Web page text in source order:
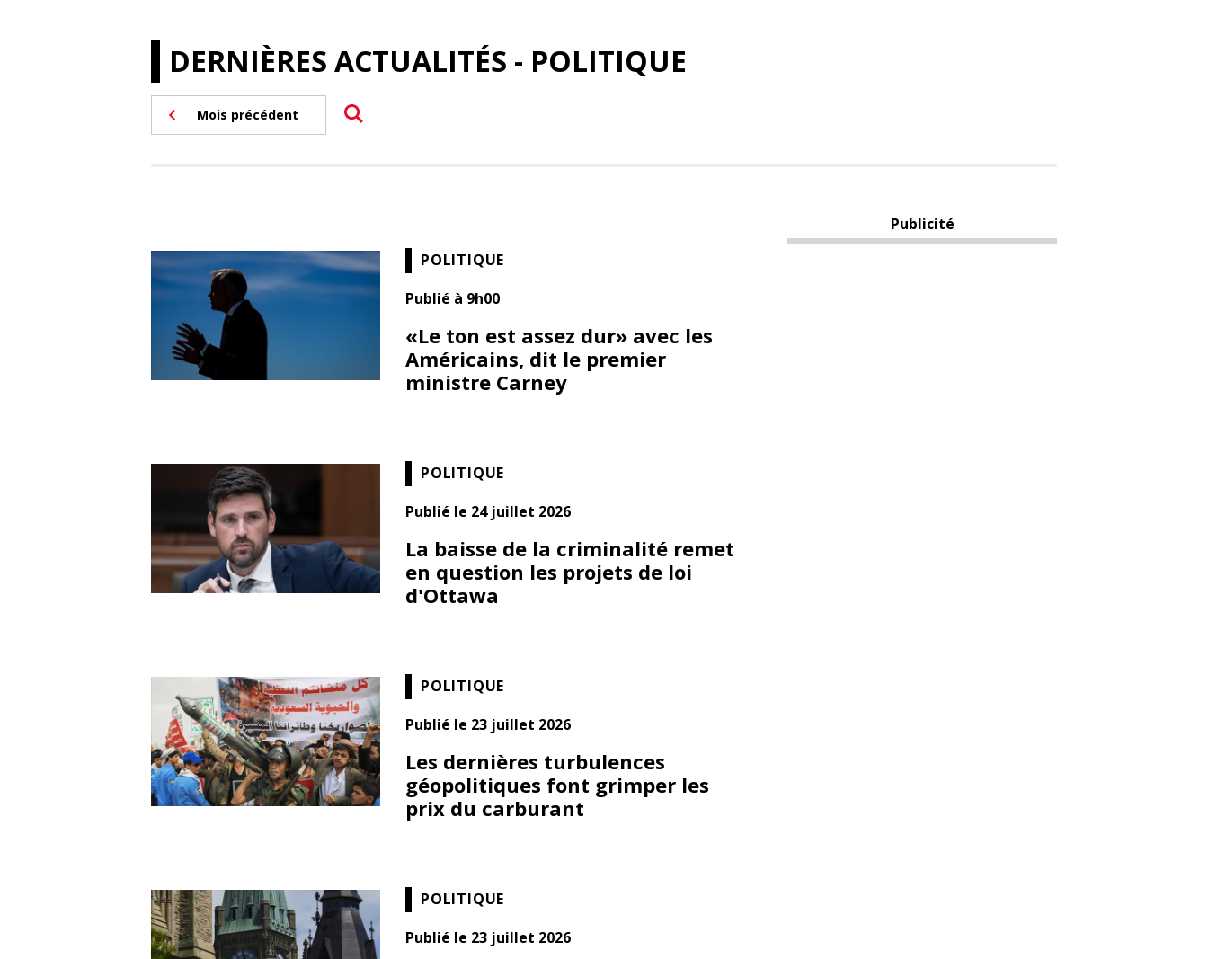
DERNIÈRES ACTUALITÉS - POLITIQUE
Mois précédent
POLITIQUE
Publié à 9h00
«Le ton est assez dur» avec les
Américains, dit le premier
ministre Carney
POLITIQUE
Publié le 24 juillet 2026
La baisse de la criminalité remet
en question les projets de loi
d'Ottawa
POLITIQUE
Publié le 23 juillet 2026
Les dernières turbulences
géopolitiques font grimper les
prix du carburant
POLITIQUE
Publié le 23 juillet 2026
Publicité